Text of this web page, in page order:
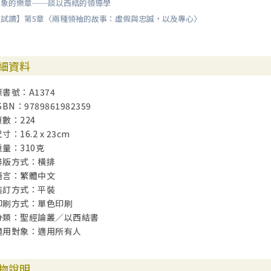
會承受同樣的結局。
決定，以致人能真正跟隨祂。
十四章 領袖的新居所：新聖殿（四十1〜四十二20） 137
和華在此乃是要用這新的建築，去說明建造聖殿的原意。這裡的討
。新聖殿代表他們有了一個新的屬靈之家；聖殿代表著耶和華對祂子
十五章 重建領袖（四十三13〜27） 149
帝榮耀的回歸，指向了領袖所必須具備的素質。「榮耀回歸」的這
有很多事情是尚待完成的。這當中有兩個功課：第一，正確的領導必
十六章 重建之法（四十四1〜31） 157
和華要那些在屬靈上遠離的人，減輕其祭司的職分。這是很正確的
。那些與耶和華相近的人，才會有優先權。
十七章 領袖的崗位和品格：身分與角色（四十五1〜25） 169
的樂章──談以西結的領導學
讀】第5章〈兩種領袖的故事：虛假與忠誠，以及專心〉
資料
書號：A1374
：9789861982359
數：224
寸：16.2 x 23cm
量：310克
版方式：橫排
言：繁體中文
訂方式：平裝
刷方式：單色印刷
類：聖經論叢／以西結書
用對象：適用所有人